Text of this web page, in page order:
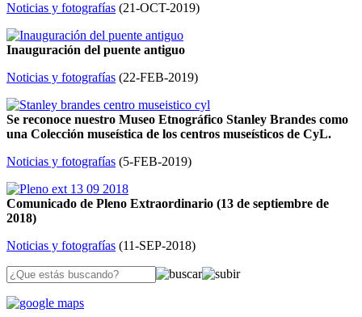
Noticias y fotografías (21-OCT-2019)
Inauguración del puente antiguo
Noticias y fotografías (22-FEB-2019)
Se reconoce nuestro Museo Etnográfico Stanley Brandes como
una Colección museística de los centros museísticos de CyL.
Noticias y fotografías (5-FEB-2019)
Comunicado de Pleno Extraordinario (13 de septiembre de
2018)
Noticias y fotografías (11-SEP-2018)